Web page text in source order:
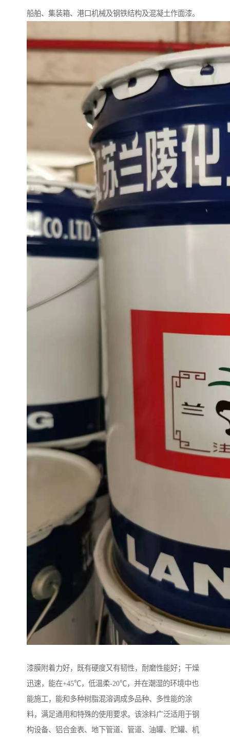
船舶、集装箱、港口机械及钢铁结构及混凝土作面漆。
漆膜附着力好，既有硬度又有韧性，耐磨性能好；干燥
迅速，能在+45℃，低温柔-20℃，并在潮湿的环境中也
能施工，能和多种树脂混溶调成多品种、多性能的涂
料，满足通用和特殊的使用要求。该涂料广泛适用于钢
构设备、铝合金表、地下管道、管道、油罐、贮罐、机